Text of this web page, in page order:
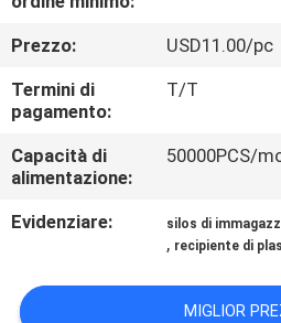
CONTROLLO
QUALITÀ
CONTATTACI
RICHIEDI
PREVENTIVO
Prezzo:
USD11.00/pc
Termini di
pagamento:
T/T
Capacità di
alimentazione:
50000PCS/
Evidenziare: silos di
, recipiente di
MIGLIOR